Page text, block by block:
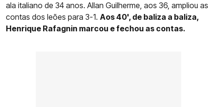
ala italiano de 34 anos. Allan Guilherme, aos 36, ampliou as
contas dos leões para 3-1. Aos 40', de baliza a baliza,
Henrique Rafagnin marcou e fechou as contas.